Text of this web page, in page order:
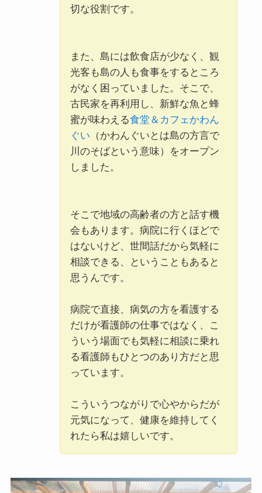
切な役割です。
また、島には飲食店が少なく、観
光客も島の人も食事をするところ
がなく困っていました。そこで、
古民家を再利用し、新鮮な魚と蜂
蜜が味わえる食堂＆カフェかわん
ぐい （かわんぐいとは島の方言で
川のそばという意味）をオープン
しました。
そこで地域の高齢者の方と話す機
会もあります。病院に行くほどで
はないけど、世間話だから気軽に
相談できる、ということもあると
思うんです。
病院で直接、病気の方を看護する
だけが看護師の仕事ではなく、こ
ういう場面でも気軽に相談に乗れ
る看護師もひとつのあり方だと思
っています。
こういうつながりで心やからだが
元気になって、健康を維持してく
れたら私は嬉しいです。